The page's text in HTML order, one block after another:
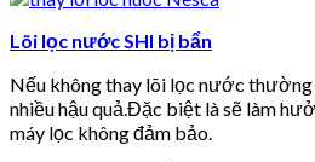
Lõi lọc nước SHI bị bẩn
Nếu không thay lõi lọc nước thường
nhiều hậu quả.Đặc biệt là sẽ làm
máy lọc không đảm bảo.